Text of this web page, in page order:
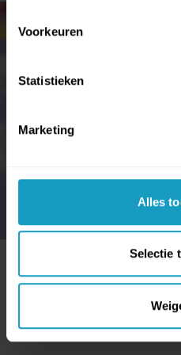
Voorkeuren
Statistieken
Marketing
Alles
Selectie
ONZE